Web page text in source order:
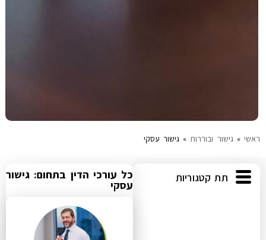
ראשי »גישור ובוררות»גישור עסקי
תת קטגוריות כל עורכי הדין בתחום: גישור
עסקי